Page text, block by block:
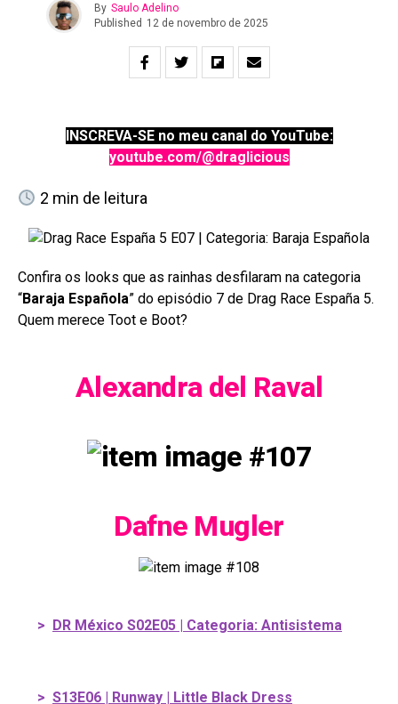
By Saulo Adelino
Published 12 de novembro de 2025
INSCREVA-SE no meu canal do YouTube:
youtube.com/@draglicious
2 min de leitura
Confira os looks que as rainhas desfilaram na categoria
“Baraja Española” do episódio 7 de Drag Race España 5.
Quem merece Toot e Boot?
Alexandra del Raval
Dafne Mugler
> DR México S02E05 | Categoria: Antisistema
> S13E06 | Runway | Little Black Dress